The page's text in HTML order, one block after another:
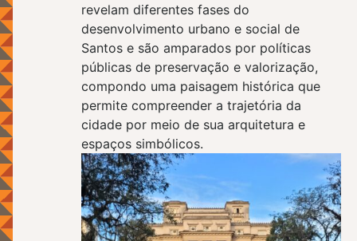
revelam diferentes fases do
desenvolvimento urbano e social de
Santos e são amparados por políticas
públicas de preservação e valorização,
compondo uma paisagem histórica que
permite compreender a trajetória da
cidade por meio de sua arquitetura e
espaços simbólicos.